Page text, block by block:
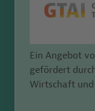
Ein Angebot
gefördert
Wirtschaft und